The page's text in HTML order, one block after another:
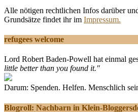
Alle nötigen rechtlichen Infos darüber
Grundsätze findet ihr im Impressum.
refugees welcome
Lord Robert Baden-Powell hat einmal
little better than you found it."
Darum: Spenden. Helfen. Menschlich
Blogroll: Nachbarn in Klein-